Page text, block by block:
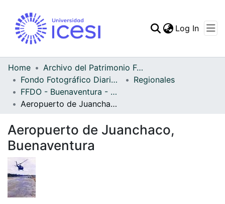
Statistics
Log In
Home
Archivo del Patrimonio Fotográfico y Fílmico del Valle del Cauca
Fondo Fotográfico Diario Occidente
Regionales
FFDO - Buenaventura - Patrimonial
Aeropuerto de Juanchaco, Buenaventura
Aeropuerto de Juanchaco,
Buenaventura